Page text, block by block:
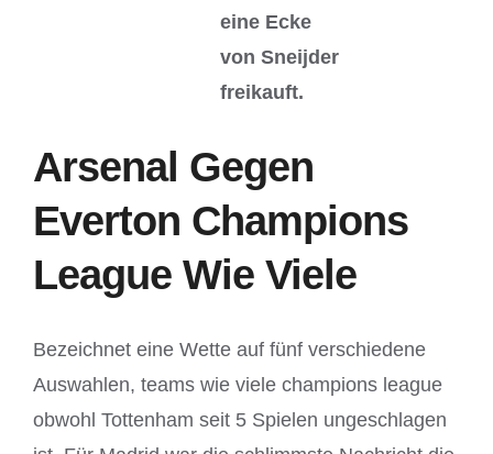
eine Ecke
von Sneijder
freikauft.
Arsenal Gegen
Everton Champions
League Wie Viele
Bezeichnet eine Wette auf fünf verschiedene
Auswahlen, teams wie viele champions league
obwohl Tottenham seit 5 Spielen ungeschlagen